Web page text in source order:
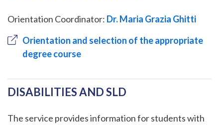
Orientation Coordinator: Dr. Maria Grazia Ghitti
Orientation and selection of the appropriate
degree course
DISABILITIES AND SLD
The service provides information for students with